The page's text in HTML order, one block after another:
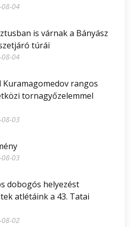
04
is várnak a Bányász
túrái
04
Kuramagomedov rangos
tornagyőzelemmel
03
03
dobogós helyezést
atlétáink a 43. Tatai
02